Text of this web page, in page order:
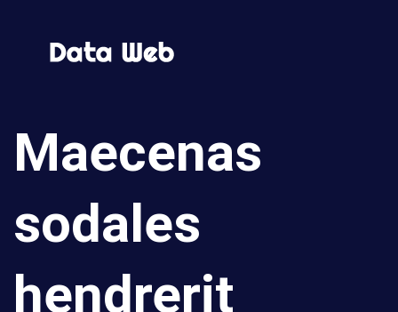
Maecenas
sodales
hendrerit